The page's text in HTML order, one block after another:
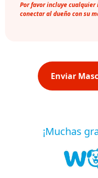
Por favor incluye
conectar al dueño con su
Enviar
¡Muchas